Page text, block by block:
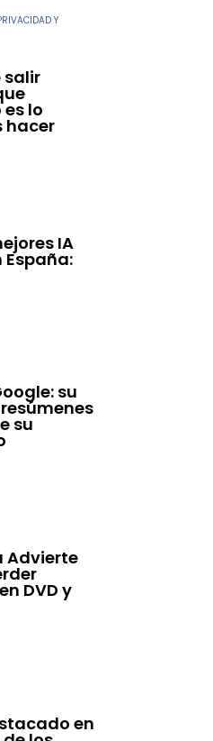
Y
salir
lo
hacer
IA
su
su
Advierte
DVD y
en